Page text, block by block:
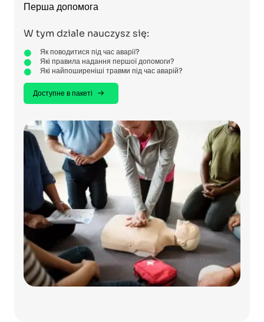
Перша допомога
W tym dziale nauczysz się:
Як поводитися під час аварії?
Які правила надання першої допомоги?
Які найпоширеніші травми під час аварій?
Доступне в пакеті